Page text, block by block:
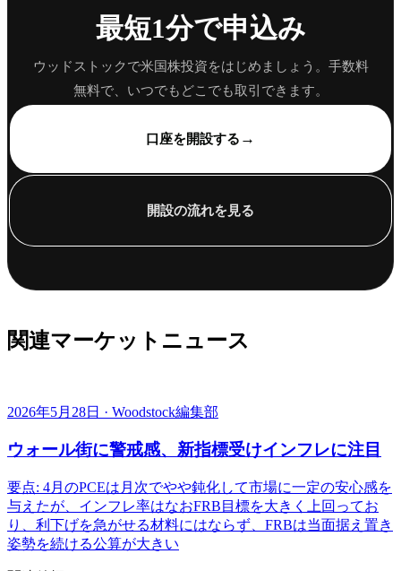
最短1分で申込み
ウッドストックで米国株投資をはじめましょう。手数料
無料で、いつでもどこでも取引できます。
口座を開設する →
開設の流れを見る
関連マーケットニュース
2026年5月28日 · Woodstock編集部
ウォール街に警戒感、新指標受けインフレに注目
要点: 4月のPCEは月次でやや鈍化して市場に一定の安心感を
与えたが、インフレ率はなおFRB目標を大きく上回ってお
り、利下げを急がせる材料にはならず、FRBは当面据え置き
姿勢を続ける公算が大きい